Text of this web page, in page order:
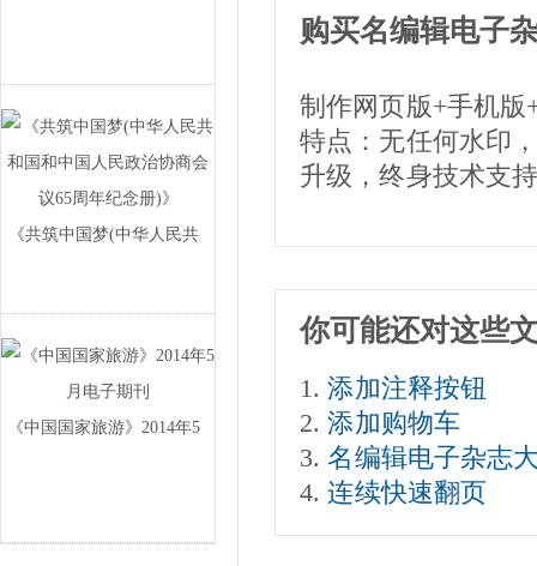
《共筑中国梦(中华人民共
《中国国家旅游》2014年5
购买名编辑电子
制作网页版+手机版
特点：无任何水印
升级，终身技术支
你可能还对这些
添加注释按钮
添加购物车
名编辑电子杂志
连续快速翻页